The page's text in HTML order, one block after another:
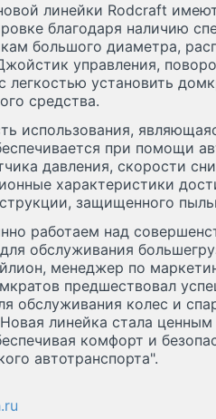
линейки Rodcraft
благодаря наличию
большого диаметра,
управления,
легкостью установить
средства.
использования,
при помощи
давления, скорости
характеристики
защищенного
работаем над
обслуживания
менеджер по
предшествовал
обслуживания колес и
линейка стала
комфорт и
автотранспорта".